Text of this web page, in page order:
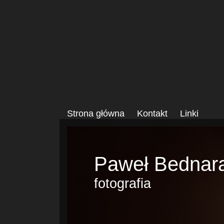
Strona główna Kontakt Linki
Paweł
fotografia